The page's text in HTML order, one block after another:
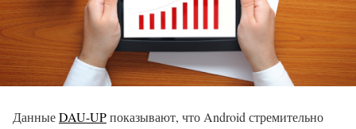
ДанныеDAU-UPпоказывают, что Android стремительно